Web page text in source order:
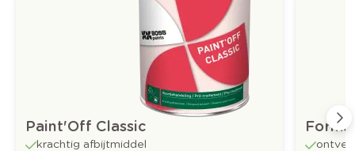
Paint'Off Classic
krachtig afbijtmiddel